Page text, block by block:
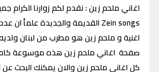
اغنية و ملحم زين هو مطرب من لبنان
صفحة اغاني ملحم زين هذه موسوعة
كل اغاني ملحم زين والان يمكنك البحث عن